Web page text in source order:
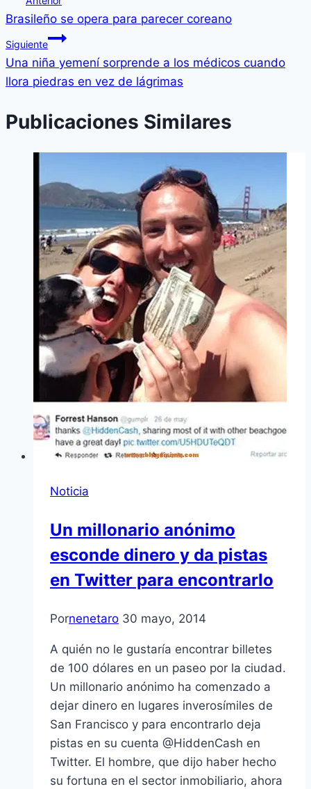
Brasileño se opera para parecer coreano
Siguiente
Una niña yemení sorprende a los médicos cuando
llora piedras en vez de lágrimas
Publicaciones Similares
Noticia
Un millonario anónimo
esconde dinero y da pistas
en Twitter para encontrarlo
Pornenetaro 30 mayo, 2014
A quién no le gustaría encontrar billetes
de 100 dólares en un paseo por la ciudad.
Un millonario anónimo ha comenzado a
dejar dinero en lugares inverosímiles de
San Francisco y para encontrarlo deja
pistas en su cuenta @HiddenCash en
Twitter. El hombre, que dijo haber hecho
su fortuna en el sector inmobiliario, ahora